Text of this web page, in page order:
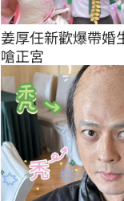
姜厚任新歡爆帶婚
嗆正宮